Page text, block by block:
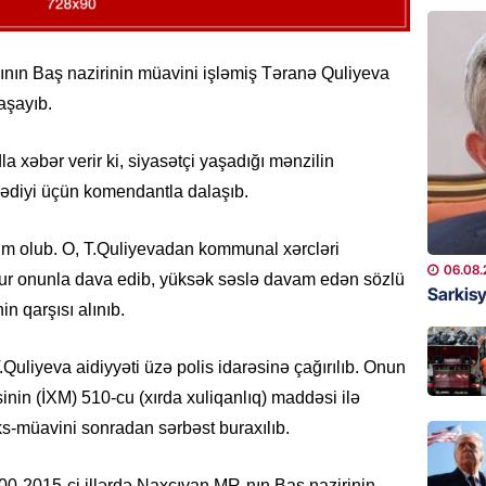
Baş nazirinin müavini işləmiş Təranə Quliyeva
xəbər verir ki, siyasətçi yaşadığı mənzilin
üçün komendantla dalaşıb.
olub. O, T.Quliyevadan kommunal xərcləri
onunla dava edib, yüksək səslə davam edən sözlü
qarşısı alınıb.
aidiyyəti üzə polis idarəsinə çağırılıb. Onun
(İXM) 510-cu (xırda xuliqanlıq) maddəsi ilə
müavini sonradan sərbəst buraxılıb.
Bu
təyin
MANŞET
GÜNDƏM
imiş